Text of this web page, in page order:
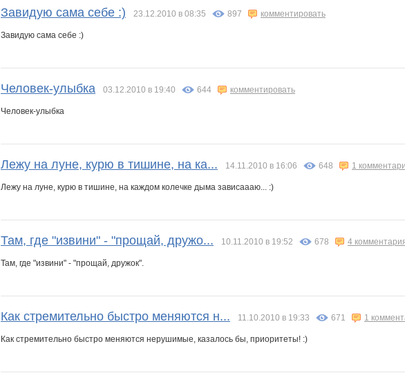
Завидую сама себе :) 23.12.2010 в 08:35 897 комментировать
Завидую сама себе :)
Человек-улыбка 03.12.2010 в 19:40 644 комментировать
Человек-улыбка
Лежу на луне, курю в тишине, на ка... 14.11.2010 в 16:06 648 1
Лежу на луне, курю в тишине, на каждом колечке дыма зависаааю... :)
Там, где "извини" - "прощай, дружо... 10.11.2010 в 19:52 678 4
Там, где "извини" - "прощай, дружок".
Как стремительно быстро меняются н... 11.10.2010 в 19:33 671 1
Как стремительно быстро меняются нерушимые, казалось бы, приоритеты! :)